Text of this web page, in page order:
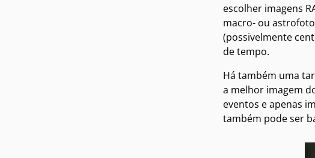
escolher imagens
macro- ou
(possivelmente
de tempo.
Há também uma
a melhor imagem
eventos e apenas
também pode ser